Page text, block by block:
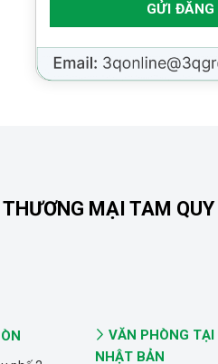
MẠI TAM QUY
VĂN PHÒNG TẠI
NHẬT BẢN